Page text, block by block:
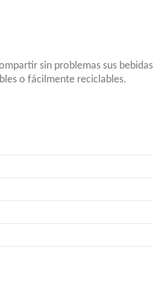
sin problemas sus bebidas
o fácilmente reciclables.